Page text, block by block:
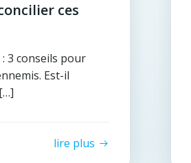
ces
3 conseils pour
Est-il
lire plus